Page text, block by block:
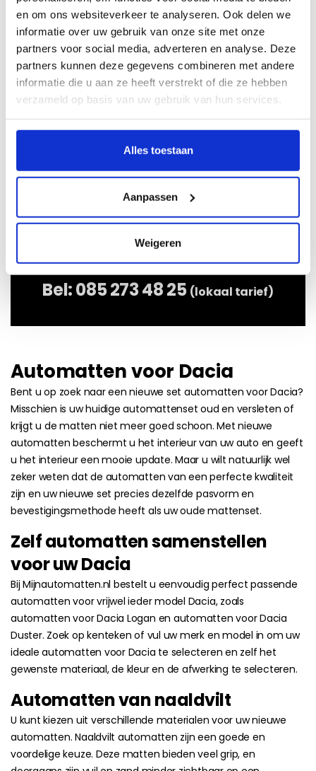
en om ons websiteverkeer te analyseren. Ook delen we
informatie over uw gebruik van onze site met onze
partners voor social media, adverteren en analyse. Deze
partners kunnen deze gegevens combineren met andere
informatie die u aan ze heeft verstrekt of die ze hebben
verzameld op basis van uw gebruik van hun services.
Alles toestaan
Aanpassen
Weigeren
Ik weet het bouwjaar niet
Als u het bouwjaar niet weet van uw auto kunt u hier
op kenteken zoeken:
Bel:085 273 48 25 (lokaal tarief)
Automatten voor Dacia
Bent u op zoek naar een nieuwe set automatten voor Dacia?
Misschien is uw huidige automattenset oud en versleten of
krijgt u de matten niet meer goed schoon. Met nieuwe
automatten beschermt u het interieur van uw auto en geeft
u het interieur een mooie update. Maar u wilt natuurlijk wel
zeker weten dat de automatten van een perfecte kwaliteit
zijn en uw nieuwe set precies dezelfde pasvorm en
bevestigingsmethode heeft als uw oude mattenset.
Zelf automatten samenstellen
voor uw Dacia
Bij Mijnautomatten.nl bestelt u eenvoudig perfect passende
automatten voor vrijwel ieder model Dacia, zoals
automatten voor Dacia Logan en automatten voor Dacia
Duster. Zoek op kenteken of vul uw merk en model in om uw
ideale automatten voor Dacia te selecteren en zelf het
gewenste materiaal, de kleur en de afwerking te selecteren.
Automatten van naaldvilt
U kunt kiezen uit verschillende materialen voor uw nieuwe
automatten. Naaldvilt automatten zijn een goede en
voordelige keuze. Deze matten bieden veel grip, en